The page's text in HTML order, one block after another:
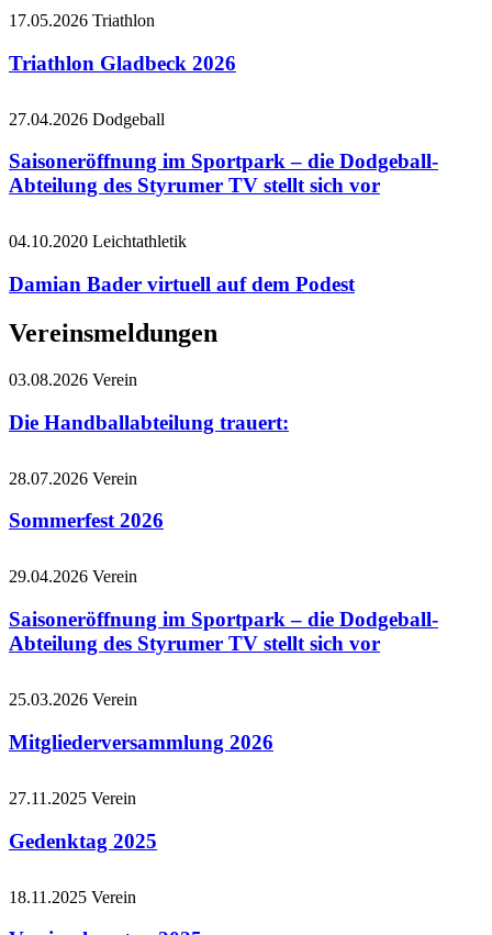
17.05.2026 Triathlon
Triathlon Gladbeck 2026
27.04.2026 Dodgeball
Saisoneröffnung im Sportpark – die Dodgeball-
Abteilung des Styrumer TV stellt sich vor
04.10.2020 Leichtathletik
Damian Bader virtuell auf dem Podest
Vereinsmeldungen
03.08.2026 Verein
Die Handballabteilung trauert:
28.07.2026 Verein
Sommerfest 2026
29.04.2026 Verein
Saisoneröffnung im Sportpark – die Dodgeball-
Abteilung des Styrumer TV stellt sich vor
25.03.2026 Verein
Mitgliederversammlung 2026
27.11.2025 Verein
Gedenktag 2025
18.11.2025 Verein